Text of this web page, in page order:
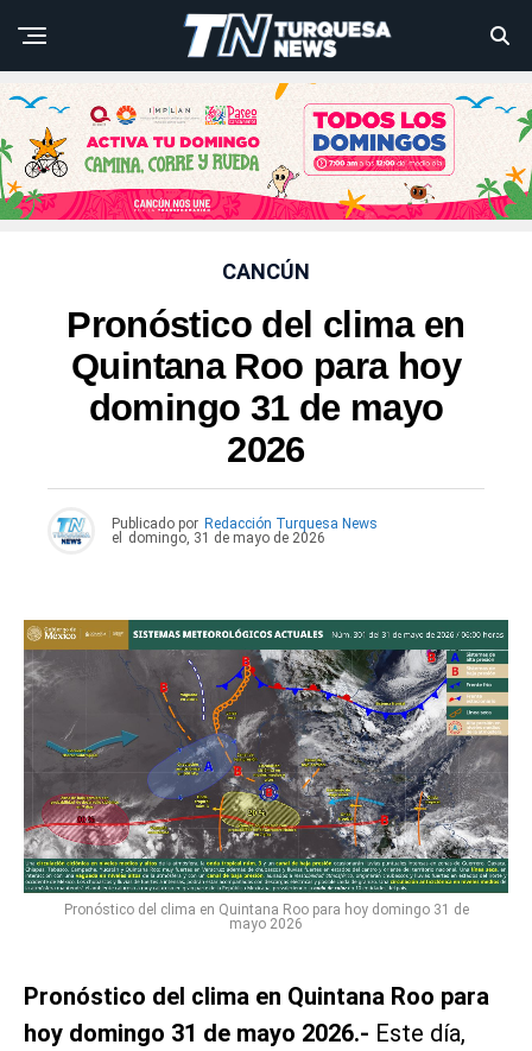
CANCÚN
Pronóstico del clima en
Quintana Roo para hoy
domingo 31 de mayo
2026
Publicado por Redacción Turquesa News
el
domingo, 31 de mayo de 2026
Pronóstico del clima en Quintana Roo para hoy domingo 31 de
mayo 2026
Pronóstico del clima en Quintana Roo para
hoy domingo 31 de mayo 2026.- Este día,